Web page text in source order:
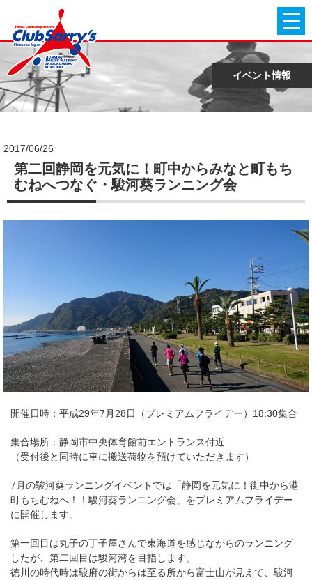
イベント情報
2017/06/26
第二回静岡を元気に！町中からみなと町もち
むねへつなぐ・駿河葵ランニング会
開催日時：平成29年7月28日（プレミアムフライデー）18:30集合
集合場所：静岡市中央体育館前エントランス付近
（受付後と同時に車に搬送荷物を預けていただきます）
7月の駿河葵ランニングイベントでは「静岡を元気に！街中から港
町もちむねへ！！駿河葵ランニング会」をプレミアムフライデー
に開催します。
第一回目は丸子の丁子屋さんで東海道を感じながらのランニング
したが、第二回目は駿河湾を目指します。
徳川の時代時は駿府の街からは至る所から富士山が見えて、駿河